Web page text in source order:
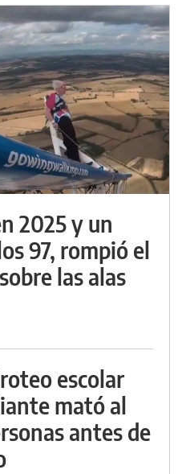
2025 y un
97, rompió el
las alas
escolar
mató al
antes de